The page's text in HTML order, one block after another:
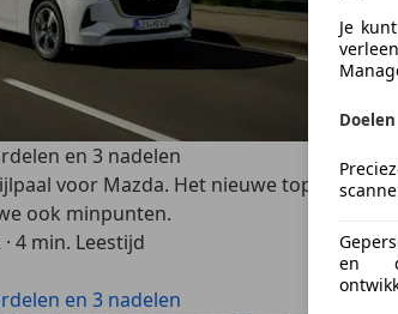
Je
Doelen
en
en 3 nadelen
voor Mazda. Het nieuwe topmodel
ook minpunten.
· 4 min. Leestijd
en 3 nadelen